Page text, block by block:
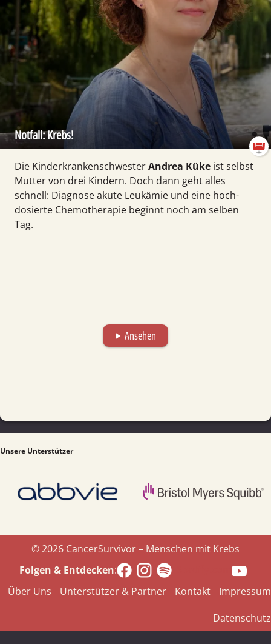
Notfall: Krebs!
Die Kinder­kranken­schwesterAndrea Küke ist selbst
Mutter von drei Kindern. Doch dann geht alles
schnell: Diagnose akute Leukä­mie und eine hoch­
dosierte Chemo­therapie be­ginnt noch am selben
Tag.
play_arrow Ansehen
Unsere Unterstützer
© 2026 CancerSurvivor – Menschen mit Krebs
Folgen & Entdecken:
Über Uns
Unterstützer & Partner Kontakt
Impressum
Datenschutz